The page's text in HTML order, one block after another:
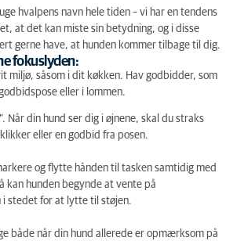
hvalpens navn hele tiden – vi har en tendens
at det kan miste sin betydning, og i disse
gerne have, at hunden kommer tilbage til dig.
fokuslyden:
miljø, såsom i dit køkken. Hav godbidder, som
eller i lommen.
Når din hund ser dig i øjnene, skal du straks
eller en godbid fra posen.
og flytte hånden til tasken samtidig med
kan hunden begynde at vente på
i stedet for at lytte til støjen.
både når din hund allerede er opmærksom på